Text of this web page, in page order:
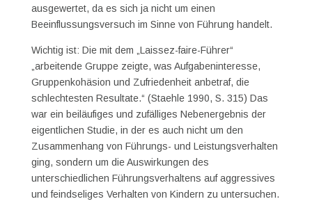
ausgewertet, da es sich ja nicht um einen
Beeinflussungsversuch im Sinne von Führung handelt.
Wichtig ist: Die mit dem „Laissez-faire-Führer“
„arbeitende Gruppe zeigte, was Aufgabeninteresse,
Gruppenkohäsion und Zufriedenheit anbetraf, die
schlechtesten Resultate.“ (Staehle 1990, S. 315) Das
war ein beiläufiges und zufälliges Nebenergebnis der
eigentlichen Studie, in der es auch nicht um den
Zusammenhang von Führungs- und Leistungsverhalten
ging, sondern um die Auswirkungen des
unterschiedlichen Führungsverhaltens auf aggressives
und feindseliges Verhalten von Kindern zu untersuchen.